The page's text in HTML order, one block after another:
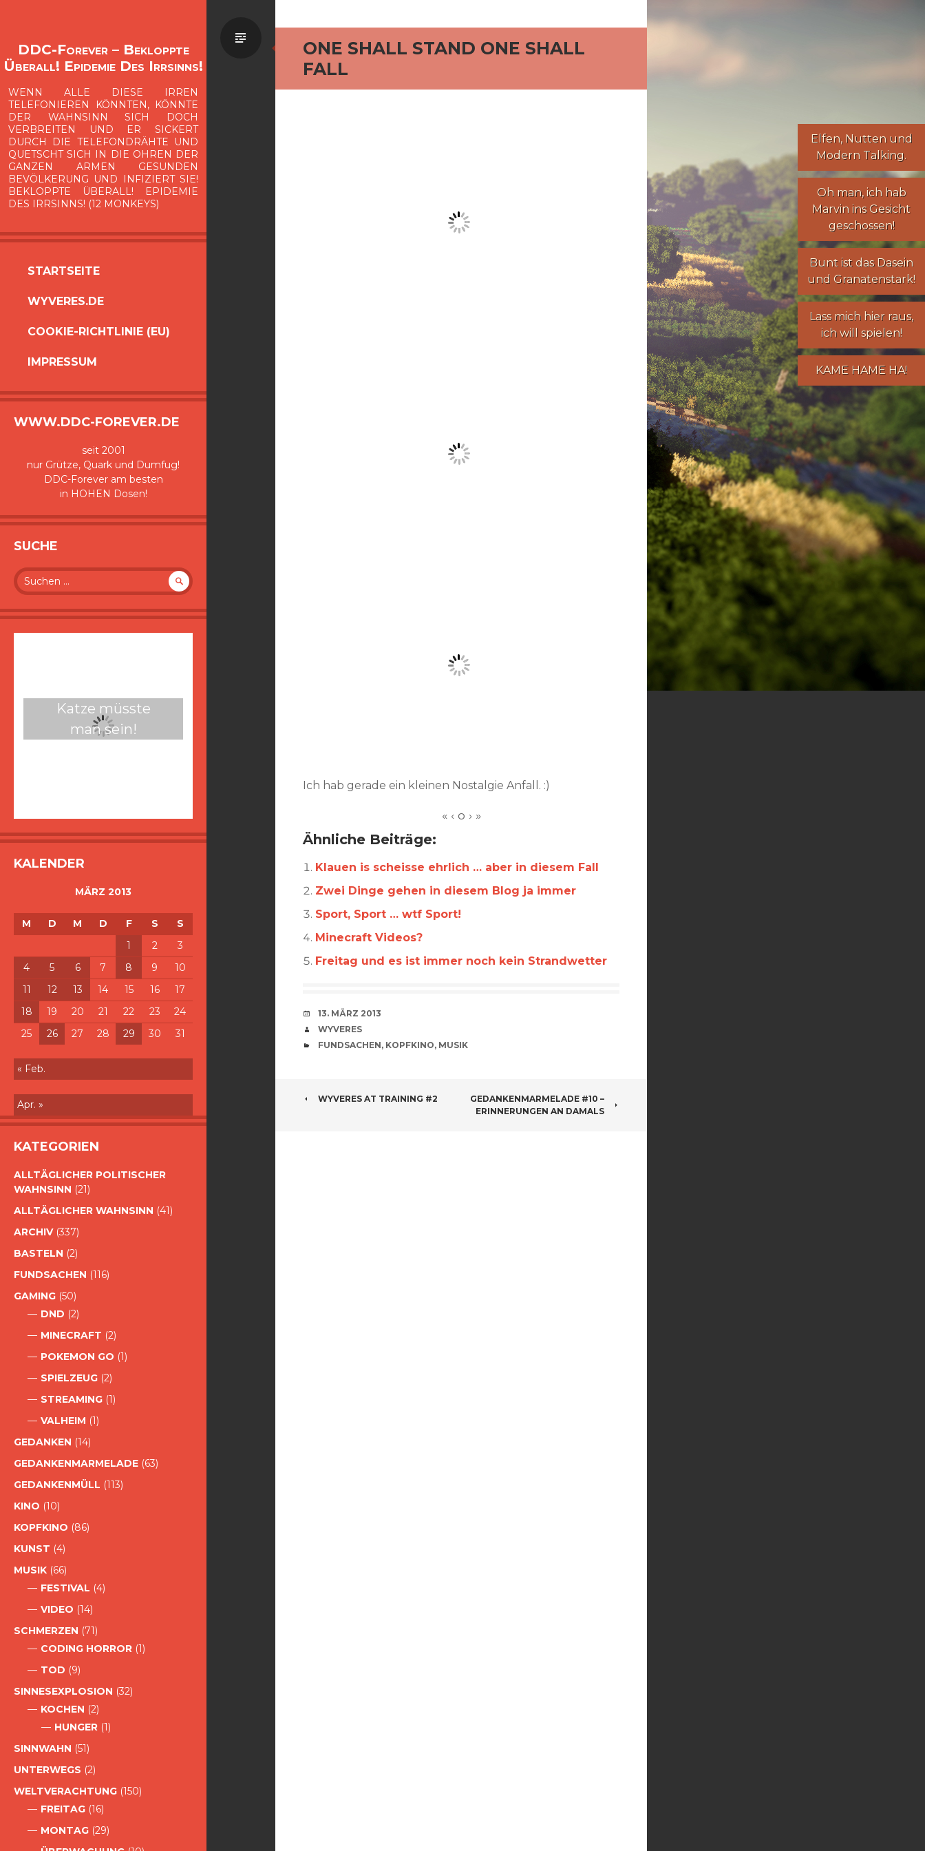
DDC-Forever – Bekloppte
Überall! Epidemie Des Irrsinns!
WENN ALLE DIESE IRREN
TELEFONIEREN KÖNNTEN, KÖNNTE
DER WAHNSINN SICH DOCH
VERBREITEN UND ER SICKERT
DURCH DIE TELEFONDRÄHTE UND
QUETSCHT SICH IN DIE OHREN DER
GANZEN ARMEN GESUNDEN
BEVÖLKERUNG UND INFIZIERT SIE!
BEKLOPPTE ÜBERALL! EPIDEMIE
DES IRRSINNS! (12 MONKEYS)
SPRINGEN
STARTSEITE
WYVERES.DE
COOKIE-RICHTLINIE (EU)
IMPRESSUM
WWW.DDC-FOREVER.DE
seit 2001
nur Grütze, Quark und Dumfug!
DDC-Forever am besten
in HOHEN Dosen!
SUCHE
Suche
nach:
Katze müsste
man sein!
KALENDER
MÄRZ 2013
M D M D F S
S
1
2
3
4
5 6 7 8 9
10
11
12 13 14 15 16
17
18
19 20 21 22 23
24
25
26 27 28 29 30 31
« Feb.
Apr. »
KATEGORIEN
ALLTÄGLICHER POLITISCHER
WAHNSINN (21)
ALLTÄGLICHER WAHNSINN (41)
ARCHIV(337)
BASTELN (2)
FUNDSACHEN (116)
GAMING (50)
DND (2)
MINECRAFT (2)
POKEMON GO (1)
SPIELZEUG (2)
STREAMING (1)
VALHEIM (1)
GEDANKEN (14)
GEDANKENMARMELADE (63)
GEDANKENMÜLL (113)
KINO (10)
KOPFKINO (86)
KUNST (4)
MUSIK (66)
FESTIVAL (4)
VIDEO (14)
SCHMERZEN (71)
CODING HORROR (1)
TOD (9)
SINNESEXPLOSION (32)
KOCHEN (2)
HUNGER (1)
SINNWAHN (51)
UNTERWEGS (2)
WELTVERACHTUNG (150)
FREITAG (16)
MONTAG (29)
Elfen, Nuttenund
Modern Talking.
Oh man, ich hab
Marvin ins Gesicht
geschossen!
Bunt ist das Dasein
und Granatenstark!
Lass mich hier raus,
ich will spielen!
KAME HAME HA!
ONE SHALL STAND ONE SHALL
FALL
Standard
Ich hab gerade ein kleinen Nostalgie Anfall. :)
Ähnliche Beiträge:
Klauen is scheisse ehrlich … aber in diesem Fall
Zwei Dinge gehen in diesem Blog ja immer
Sport, Sport … wtf Sport!
Minecraft Videos?
Freitag und es ist immer noch kein Strandwetter
VERABREDUNG
13. MÄRZ 2013
VERFASSER
WYVERES
CATEGORIES
FUNDSACHEN, KOPFKINO, MUSIK
BEITRAGSNAVIGATION
WYVERES AT TRAINING #2
GEDANKENMARMELADE #10 –
ERINNERUNGEN AN DAMALS